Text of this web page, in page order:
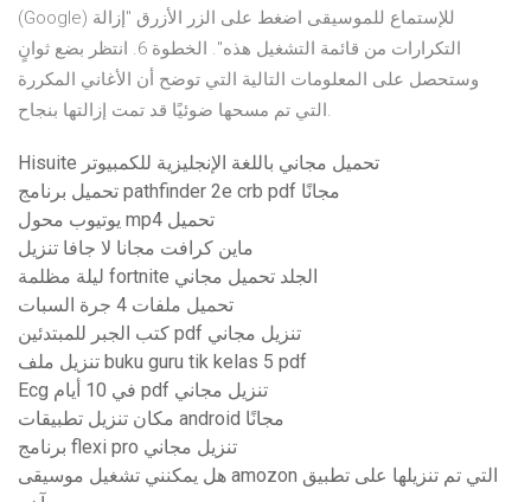
(Google) للإستماع للموسيقى اضغط على الزر الأزرق "إزالة
التكرارات من قائمة التشغيل هذه". الخطوة 6. انتظر بضع ثوانٍ
وستحصل على المعلومات التالية التي توضح أن الأغاني المكررة
التي تم مسحها ضوئيًا قد تمت إزالتها بنجاح.
Hisuite تحميل مجاني باللغة الإنجليزية للكمبيوتر
تحميل برنامج pathfinder 2e crb pdf مجانًا
يوتيوب محول mp4 تحميل
ماين كرافت مجانا لا جافا تنزيل
ليلة مظلمة fortnite الجلد تحميل مجاني
تحميل ملفات 4 جرة السبات
كتب الجبر للمبتدئين pdf تنزيل مجاني
تنزيل ملف buku guru tik kelas 5 pdf
Ecg في 10 أيام pdf تنزيل مجاني
مكان تنزيل تطبيقات android مجانًا
برنامج flexi pro تنزيل مجاني
هل يمكنني تشغيل موسيقى amozon التي تم تنزيلها على تطبيق